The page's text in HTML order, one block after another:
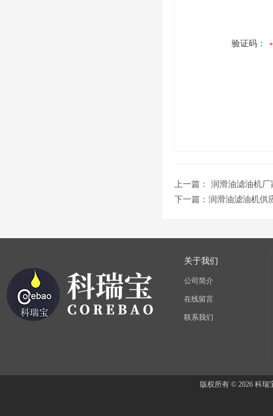
验证码：
上一篇： 润滑油滤油机厂
下一篇： 润滑油滤油机供
关于我们
公司简介
在线留言
联系我们
版权所有 © 2026 科